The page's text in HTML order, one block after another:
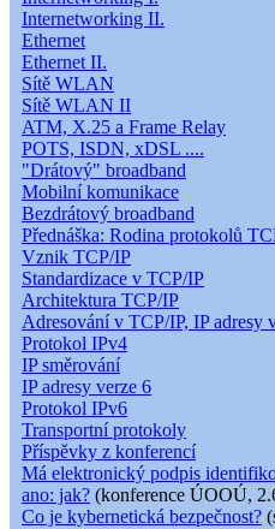
Internetworking II.
Ethernet
Ethernet II.
Sítě WLAN
Sítě WLAN II
ATM, X.25 a Frame Relay
POTS, ISDN, xDSL ....
"Drátový" broadband
Mobilní komunikace
Bezdrátový broadband
Přednáška: Rodina protokolů
Vznik TCP/IP
Standardizace v TCP/IP
Architektura TCP/IP
Adresování v TCP/IP, IP adresy
Protokol IPv4
IP směrování
IP adresy verze 6
Protokol IPv6
Transportní protokoly
Příspěvky z konferencí
Má elektronický podpis
ano: jak? (konference ÚOOÚ,
Co je kybernetická bezpečnost?